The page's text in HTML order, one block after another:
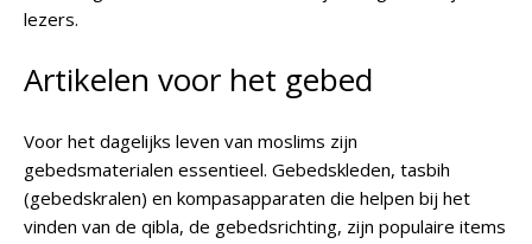
lezers.
Artikelen voor het gebed
Voor het dagelijks leven van moslims zijn
gebedsmaterialen essentieel. Gebedskleden, tasbih
(gebedskralen) en kompasapparaten die helpen bij het
vinden van de qibla, de gebedsrichting, zijn populaire items